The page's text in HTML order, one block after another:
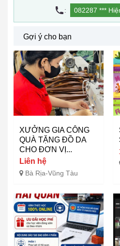
:
082287 ***
Gợi ý cho bạn
XƯỞNG GIA CÔNG
QUÀ TẶNG ĐỒ DA
CHO ĐƠN VỊ...
Liên hệ
Bà Rịa-Vũng Tàu